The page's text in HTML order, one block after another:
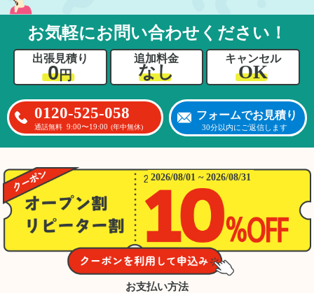
感に感動しました。
いても教えていただき、
今後の片付けにも役立つ
知識が増えました。また
何かあれば、ぜひお願い
心のこもったサービスを
ありがとうございまし
た。
お気軽にお問い合わせください！
出張見積り
0円
追加料金
なし
キャンセル
OK
0120-525-058
通話無料 9:00〜19:00 (年中無休)
フォームでお見積り
30分以内にご返信します
2026/08/01 ~ 2026/08/31
お支払い方法